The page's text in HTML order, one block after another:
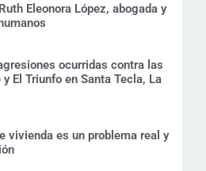
Eleonora López, abogada y
ocurridas contra las
El Triunfo en Santa Tecla, La
vivienda es un problema real y